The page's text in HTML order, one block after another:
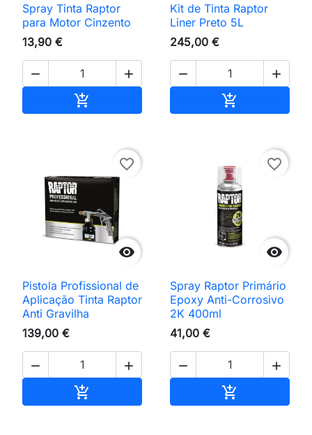
Spray Tinta Raptor
para Motor Cinzento
13,90 €
 

Kit de Tinta Raptor
Liner Preto 5L
245,00 €
 


favorite_border
Pistola Profissional de
Aplicação Tinta Raptor
Anti Gravilha
139,00 €
 


favorite_border
Spray Raptor Primário
Epoxy Anti-Corrosivo
2K 400ml
41,00 €
 
